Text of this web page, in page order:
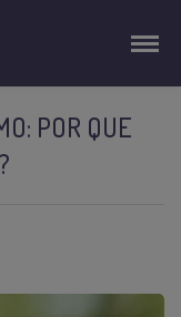
POR QUE